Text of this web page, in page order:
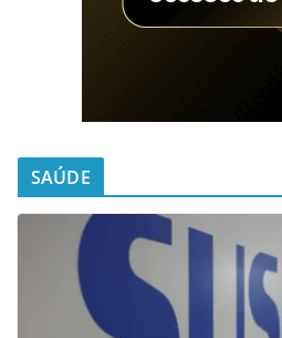
SAÚDE